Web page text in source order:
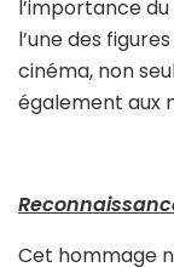
l’importance
l’une des
cinéma, non
également aux
Cet hommage